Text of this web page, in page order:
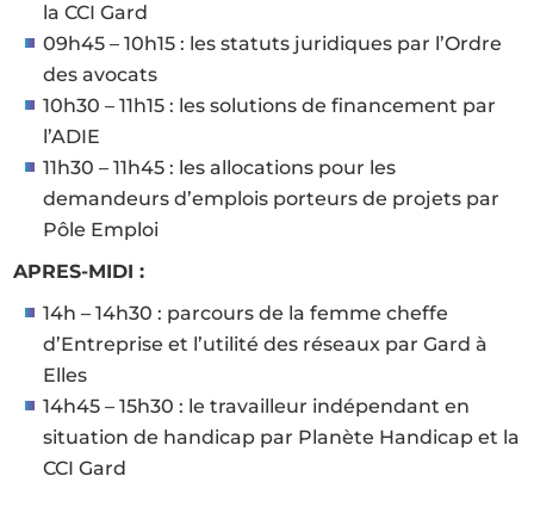
la CCI Gard
09h45 – 10h15 : les statuts juridiques par l’Ordre
des avocats
10h30 – 11h15 : les solutions de financement par
l’ADIE
11h30 – 11h45 : les allocations pour les
demandeurs d’emplois porteurs de projets par
Pôle Emploi
APRES-MIDI :
14h – 14h30 : parcours de la femme cheffe
d’Entreprise et l’utilité des réseaux par Gard à
Elles
14h45 – 15h30 : le travailleur indépendant en
situation de handicap par Planète Handicap et la
CCI Gard